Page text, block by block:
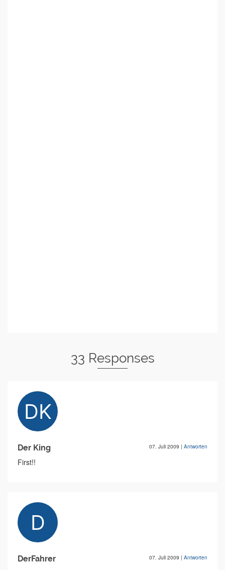
33 Responses
Der King 07. Juli 2009 | Antworten
First!!
DerFahrer 07. Juli 2009 | Antworten